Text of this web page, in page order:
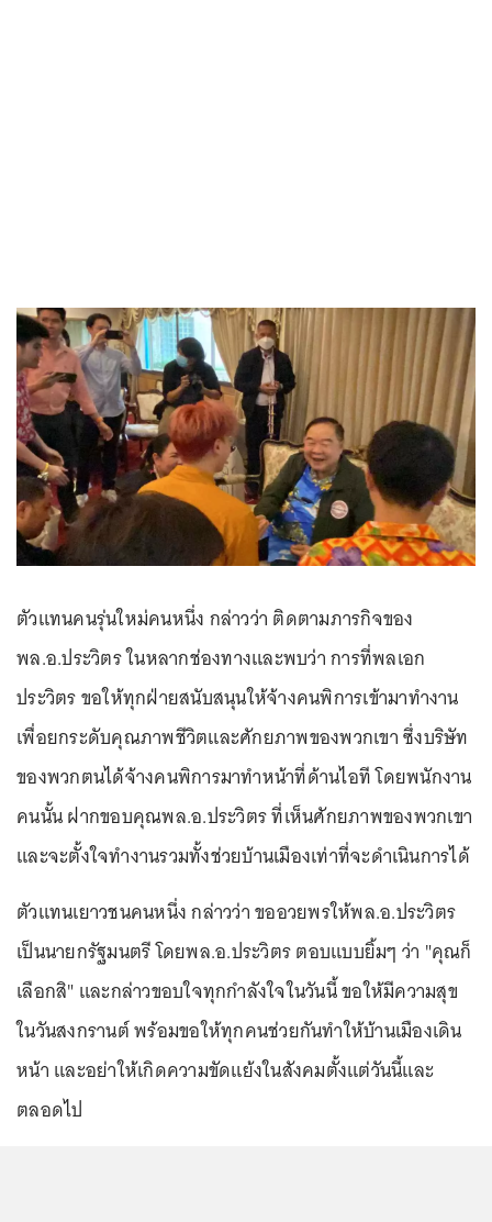
ตัวแทนคนรุ่นใหม่คนหนึ่ง กล่าวว่า ติดตามภารกิจของ
พล.อ.ประวิตร ในหลากช่องทางและพบว่า การที่พลเอก
ประวิตร ขอให้ทุกฝ่ายสนับสนุนให้จ้างคนพิการเข้ามาทำงาน
เพื่อยกระดับคุณภาพชีวิตและศักยภาพของพวกเขา ซึ่งบริษัท
ของพวกตนได้จ้างคนพิการมาทำหน้าที่ด้านไอที โดยพนักงาน
คนนั้น ฝากขอบคุณพล.อ.ประวิตร ที่เห็นศักยภาพของพวกเขา
และจะตั้งใจทำงานรวมทั้งช่วยบ้านเมืองเท่าที่จะดำเนินการได้
ตัวแทนเยาวชนคนหนึ่ง กล่าวว่า ขออวยพรให้พล.อ.ประวิตร
เป็นนายกรัฐมนตรี โดยพล.อ.ประวิตร ตอบแบบยิ้มๆ ว่า "คุณก็
เลือกสิ" และกล่าวขอบใจทุกกำลังใจในวันนี้ ขอให้มีความสุข
ในวันสงกรานต์ พร้อมขอให้ทุกคนช่วยกันทำให้บ้านเมืองเดิน
หน้า และอย่าให้เกิดความขัดแย้งในสังคมตั้งแต่วันนี้และ
ตลอดไป